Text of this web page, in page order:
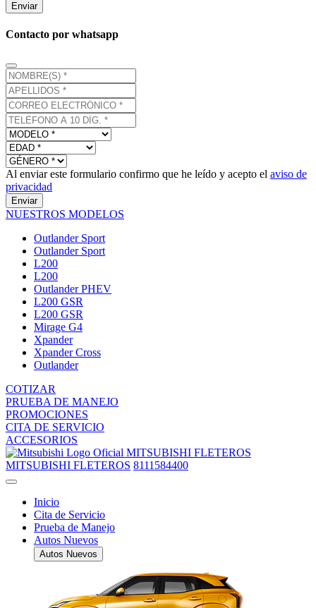
Enviar
Contacto por whatsapp
Al enviar este formulario confirmo que he leído y acepto el aviso de
privacidad
Enviar
NUESTROS MODELOS
Outlander Sport
Outlander Sport
L200
L200
Outlander PHEV
L200 GSR
L200 GSR
Mirage G4
Xpander
Xpander Cross
Outlander
COTIZAR
PRUEBA DE MANEJO
PROMOCIONES
CITA DE SERVICIO
ACCESORIOS
MITSUBISHI FLETEROS
MITSUBISHI FLETEROS 8111584400
Inicio
Cita de Servicio
Prueba de Manejo
Autos Nuevos
Autos Nuevos